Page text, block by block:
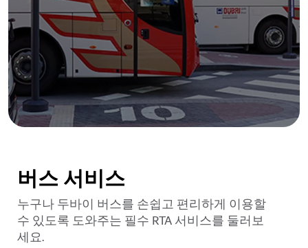
버스 서비스
누구나 두바이 버스를 손쉽고 편리하게 이용할
수 있도록 도와주는 필수 RTA 서비스를 둘러보
세요.